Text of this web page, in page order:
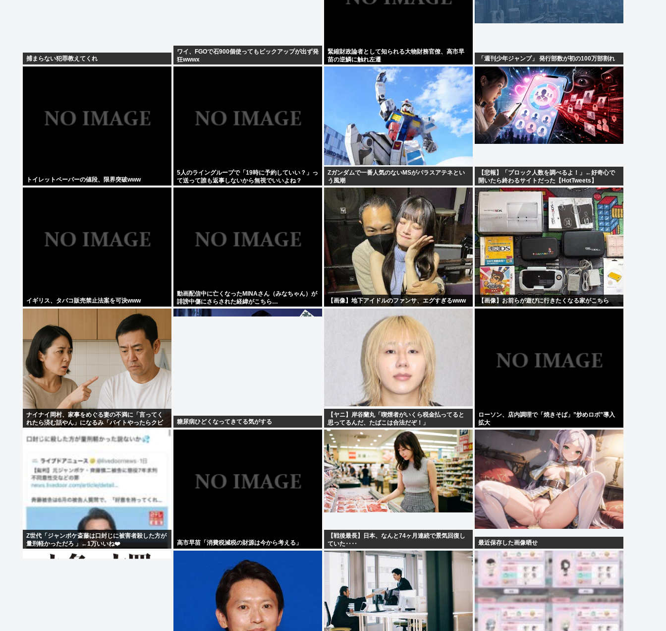
捕まらない犯罪教えてくれ
ワイ、FGOで石900個使ってもピックアップが出ず発
狂wwwx
緊縮財政論者として知られる大物財務官僚、高市早
苗の逆鱗に触れ左遷
「週刊少年ジャンプ」 発行部数が初の100万部割れ
トイレットペーパーの値段、限界突破www
5人のライングループで「19時に予約していい？」っ
て送って誰も返事しないから無視でいいよね？
Zガンダムで一番人気のないMSがパラスアテネとい
う風潮
【悲報】「ブロック人数を調べるよ！」←好奇心で
開いたら終わるサイトだった【HotTweets】
イギリス、タバコ販売禁止法案を可決www
動画配信中に亡くなったMINAさん（みなちゃん）が
誹謗中傷にさらされた経緯がこちら…
【画像】地下アイドルのファンサ、エグすぎるwww 【画像】お前らが遊びに行きたくなる家がこちら
ナイナイ岡村、家事をめぐる妻の不満に「言ってく
れたら済む話やん」になるみ「バイトやったらクビ
糖尿病ひどくなってきてる気がする
【ヤニ】岸谷蘭丸「喫煙者がいくら税金払ってると
思ってるんだ、たばこは合法だぞ！」
ローソン、店内調理で「焼きそば」”炒めロボ”導入
拡大
Z世代「ジャンポケ斎藤は口封じに被害者殺した方が
量刑軽かっただろ 」←1万いいね❤️
高市早苗「消費税減税の財源は今から考える」
【戦後最長】日本、なんと74ヶ月連続で景気回復し
ていた‥‥
最近保存した画像晒せ